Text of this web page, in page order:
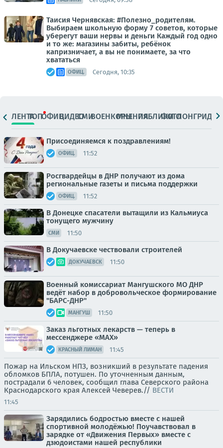
Таисия Чернявская: #Полезно_родителям.
Выбираем школьную форму 7 советов, которые
уберегут ваши нервы и деньги Каждый год одно
и то же: магазины забиты, ребёнок
капризничает, а вы не понимаете, за что
хвататься
ОФИЦ. Сегодня, 10:35
ЛЕНТАТОПОФИЦ.ВИДЕОСМИВОЕНКОРЫМНЕНИЯПАБЛИКИ
ФОТОЛОНГРИДЫ
Присоединяемся к поздравлениям!
ОФИЦ. 11:52
Росгвардейцы в ДНР получают из дома
региональные газеты и письма поддержки
ОФИЦ. 11:52
В Донецке спасатели вытащили из Кальмиуса
тонущего мужчину
СМИ 11:50
В Докучаевске чествовали строителей
ДОКУЧАЕВСК 11:50
Военный комиссариат Мангушского МО ДНР
ведёт набор в добровольческое формирование
"БАРС-ДНР"
МАНГУШ 11:50
Заказ льготных лекарств — теперь в
мессенджере «МАХ»
КРАСНЫЙ ЛИМАН 11:45
Пожар на Ильском НПЗ, возникший в результате падения
обломков БПЛА, потушен. По уточненным данным,
пострадали 6 человек, сообщил глава Северского района
Краснодарского края Алексей Чеверев.// ВЕСТИ
11:45
Зарядились бодростью вместе с нашей
спортивной молодёжью! Поучавствовал в
зарядке от «Движения Первых» вместе с
дзюдоистами нашей республики